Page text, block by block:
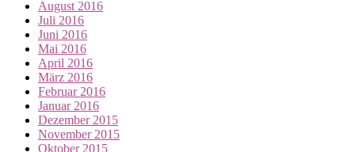
August 2016
Juli 2016
Juni 2016
Mai 2016
April 2016
März 2016
Februar 2016
Januar 2016
Dezember 2015
November 2015
Oktober 2015